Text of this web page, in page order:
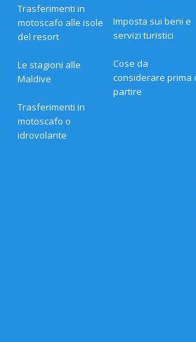
Trasferimenti in
motoscafo alle isole
del resort
Le stagioni alle
Maldive
Trasferimenti in
motoscafo o
idrovolante
Imposta sui beni e
servizi turistici
Cose da
considerare prima
partire